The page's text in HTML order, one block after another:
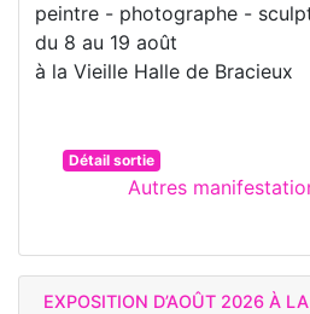
peintre - photographe -
du 8 au 19 août
à la Vieille Halle de Bracieux
Détail sortie
Autres
EXPOSITION D’AOÛT 2026 À LA